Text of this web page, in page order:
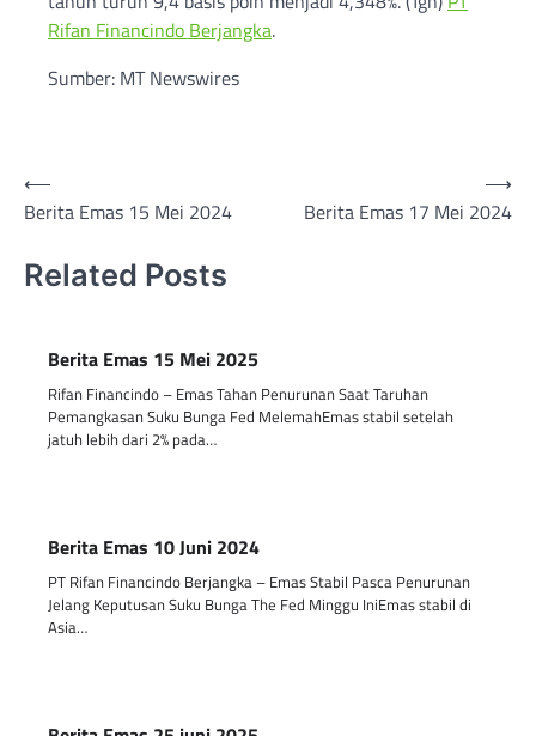
Rifan Financindo Berjangka.
Sumber: MT Newswires
Post
navigation
⟵
Berita Emas 15 Mei 2024
Berita Emas 17 Mei 2024
⟶
Related Posts
Berita Emas 15 Mei 2025
Rifan Financindo – Emas Tahan Penurunan Saat Taruhan
Pemangkasan Suku Bunga Fed MelemahEmas stabil setelah
jatuh lebih dari 2% pada…
Berita Emas 10 Juni 2024
PT Rifan Financindo Berjangka – Emas Stabil Pasca Penurunan
Jelang Keputusan Suku Bunga The Fed Minggu IniEmas stabil di
Asia…